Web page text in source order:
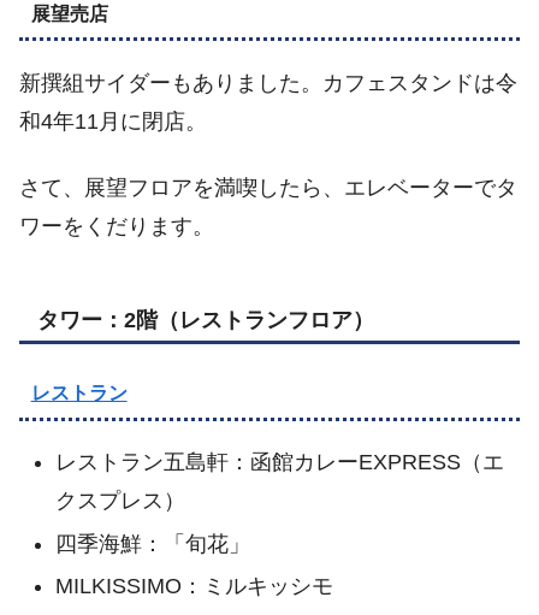
展望売店
新撰組サイダーもありました。カフェスタンドは令
和4年11月に閉店。
さて、展望フロアを満喫したら、エレベーターでタ
ワーをくだります。
タワー：2階（レストランフロア）
レストラン
レストラン五島軒：函館カレーEXPRESS（エ
クスプレス）
四季海鮮：「旬花」
MILKISSIMO：ミルキッシモ